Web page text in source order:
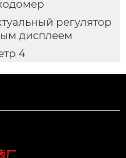
регулятор
дисплеем
4